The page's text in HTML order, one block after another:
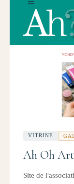
VITRINE
Ah Oh Art
Site de